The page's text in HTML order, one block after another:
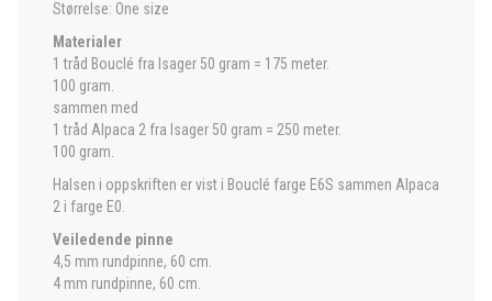
Størrelse: One size
Materialer
1 tråd Bouclé fra Isager 50 gram = 175 meter.
100 gram.
sammen med
1 tråd Alpaca 2 fra Isager 50 gram = 250 meter.
100 gram.
Halsen i oppskriften er vist i Bouclé farge E6S sammen Alpaca
2 i farge E0.
Veiledende pinne
4,5 mm rundpinne, 60 cm.
4 mm rundpinne, 60 cm.